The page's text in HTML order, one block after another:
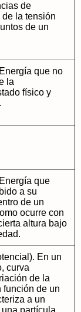
de
la tensión
de un
que no
la
físico y
que
a su
de un
ocurre con
altura bajo
En un
curva
de la
función de un
a un
partícula.